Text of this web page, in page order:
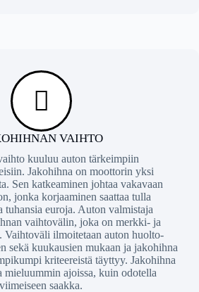
VAIHTO
kuuluu auton tärkeimpiin
Jakohihna on moottorin yksi
Sen katkeaminen johtaa vakavaan
jonka korjaaminen saattaa tulla
tuhansia euroja. Auton valmistaja
vaihtovälin, joka on merkki- ja
Vaihtoväli ilmoitetaan auton huolto-
sekä kuukausien mukaan ja jakohihna
kriteereistä täyttyy. Jakohihna
mieluummin ajoissa, kuin odotella
viimeiseen saakka.